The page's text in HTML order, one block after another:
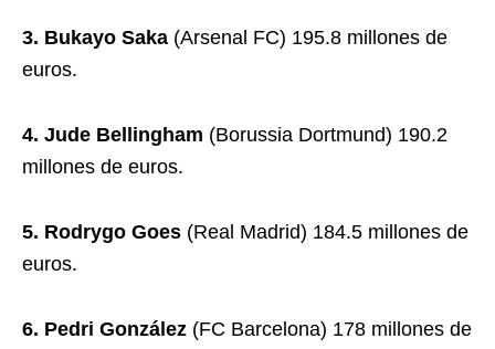
3. Bukayo Saka (Arsenal FC) 195.8 millones de
euros.
4. Jude Bellingham (Borussia Dortmund) 190.2
millones de euros.
5. Rodrygo Goes (Real Madrid) 184.5 millones de
euros.
6. Pedri González (FC Barcelona) 178 millones de